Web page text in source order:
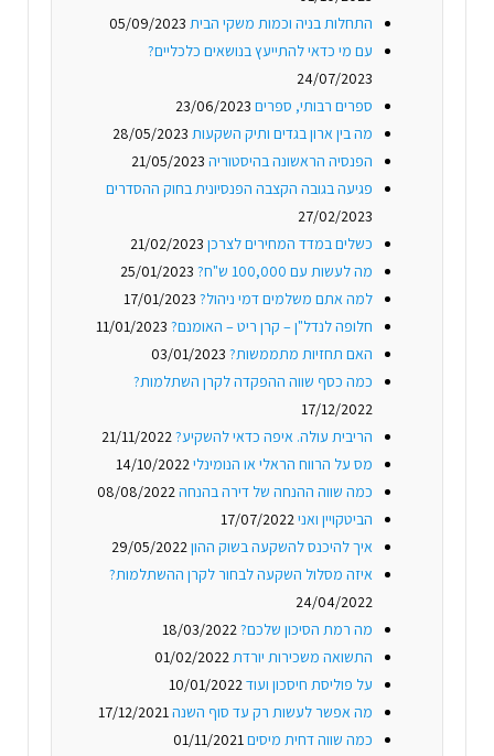
התחלות בניה וכמות משקי הבית 05/09/2023
עם מי כדאי להתייעץ בנושאים כלכליים?
24/07/2023
ספרים רבותי, ספרים 23/06/2023
מה בין ארון בגדים ותיק השקעות 28/05/2023
הפנסיה הראשונה בהיסטוריה 21/05/2023
פגיעה בגובה הקצבה הפנסיונית בחוק ההסדרים
27/02/2023
כשלים במדד המחירים לצרכן 21/02/2023
מה לעשות עם 100,000 ש"ח?
25/01/2023
למה אתם משלמים דמי ניהול? 17/01/2023
חלופה לנדל"ן – קרן ריט – האומנם? 11/01/2023
האם תחזיות מתממשות? 03/01/2023
כמה כסף שווה ההפקדה לקרן השתלמות?
17/12/2022
הריבית עולה. איפה כדאי להשקיע?21/11/2022
מס על הרווח הראלי או הנומינלי14/10/2022
כמה שווה ההנחה של דירה בהנחה08/08/2022
הביטקויין ואני17/07/2022
איך להיכנס להשקעה בשוק ההון29/05/2022
איזה מסלול השקעה לבחור לקרן ההשתלמות?
24/04/2022
מה רמת הסיכון שלכם?18/03/2022
התשואה משכירות יורדת01/02/2022
על פוליסת חיסכון ועוד10/01/2022
מה אפשר לעשות רק עד סוף השנה17/12/2021
כמה שווה דחית מיסים01/11/2021